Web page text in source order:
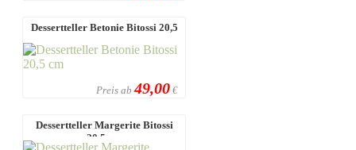
Dessertteller Betonie Bitossi 20,5
Preis ab 49,00 €
Dessertteller Margerite Bitossi
20,5 cm